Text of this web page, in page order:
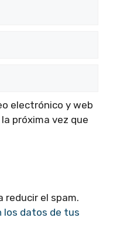
electrónico y web
próxima vez que
reducir el spam.
los datos de tus